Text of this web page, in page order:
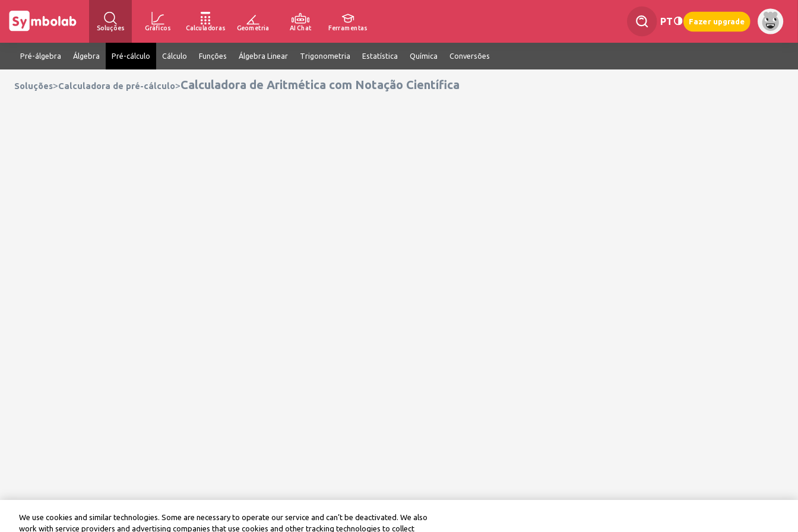
Soluções Gráficos Calculadoras Geometria AI Chat Ferramentas
PT Fazer upgrade
Pré-álgebra Álgebra Pré-cálculo Cálculo Funções Álgebra Linear Trigonometria Estatística Química Conversões
Soluções>Calculadora de pré-cálculo>Calculadora de Aritmética com Notação Científica
We use cookies and similar technologies. Some are necessary to operate our service and can’t be deactivated. We also
work with service providers and advertising companies that use cookies and other tracking technologies to collect